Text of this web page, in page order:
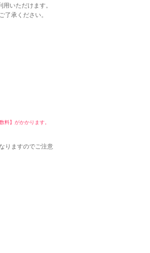
いただけます。
承ください。
料】がかかります。
りますのでご注意